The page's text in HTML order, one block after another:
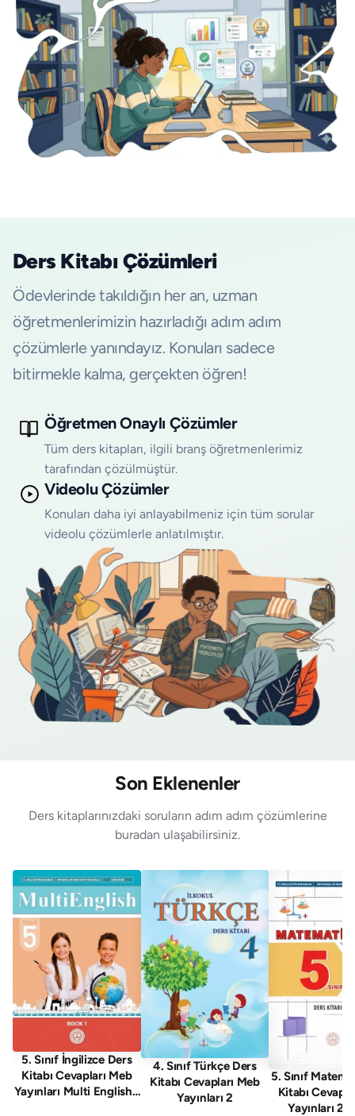
Ders Kitabı Çözümleri
Ödevlerinde takıldığın her an, uzman
öğretmenlerimizin hazırladığı adım adım
çözümlerle yanındayız. Konuları sadece
bitirmekle kalma, gerçekten öğren!
Öğretmen Onaylı Çözümler
Tüm ders kitapları, ilgili branş öğretmenlerimiz
tarafından çözülmüştür.
Videolu Çözümler
Konuları daha iyi anlayabilmeniz için tüm sorular
videolu çözümlerle anlatılmıştır.
Son Eklenenler
Ders kitaplarınızdaki soruların adım adım çözümlerine
buradan ulaşabilirsiniz.
5. Sınıf İngilizce Ders
Kitabı Cevapları Meb
Yayınları Multi English 1
4. Sınıf Türkçe Ders
Kitabı Cevapları Meb
Yayınları 2
5. Sınıf
Kitabı
Yayınları 2.